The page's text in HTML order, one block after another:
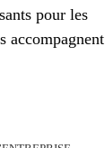
pour les
accompagnent